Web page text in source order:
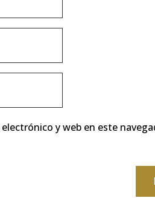
y web en este